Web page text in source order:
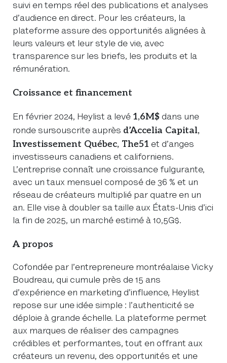
suivi en temps réel des publications et analyses
d’audience en direct. Pour les créateurs, la
plateforme assure des opportunités alignées à
leurs valeurs et leur style de vie, avec
transparence sur les briefs, les produits et la
rémunération.
Croissance et financement
En février 2024, Heylist a levé 1,6M$ dans une
ronde sursouscrite auprès d’Accelia Capital,
Investissement Québec, The51 et d’anges
investisseurs canadiens et californiens.
L’entreprise connaît une croissance fulgurante,
avec un taux mensuel composé de 36 % et un
réseau de créateurs multiplié par quatre en un
an. Elle vise à doubler sa taille aux États-Unis d’ici
la fin de 2025, un marché estimé à 10,5G$.
A propos
Cofondée par l’entrepreneure montréalaise Vicky
Boudreau, qui cumule près de 15 ans
d’expérience en marketing d’influence, Heylist
repose sur une idée simple : l’authenticité se
déploie à grande échelle. La plateforme permet
aux marques de réaliser des campagnes
crédibles et performantes, tout en offrant aux
créateurs un revenu, des opportunités et une